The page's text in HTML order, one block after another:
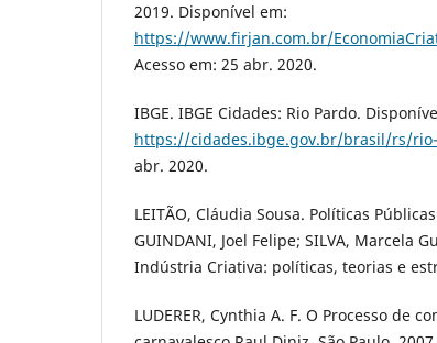
2019. Disponível em:
https://www.firjan.com.br/
Acesso em: 25 abr. 2020.
IBGE. IBGE Cidades: Rio Pardo.
https://cidades.ibge.gov.br/brasil/rs/
abr. 2020.
LEITÃO, Cláudia Sousa. Políticas
GUINDANI, Joel Felipe; SILVA, Marcela
Indústria Criativa: políticas, teorias e
LUDERER, Cynthia A. F. O Processo de